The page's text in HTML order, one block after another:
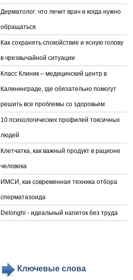
Дерматолог: что лечит врач и когда нужно
обращаться
Как сохранять спокойствие и ясную голову
в чрезвычайной ситуации
Класс Клиник – медицинский центр в
Калининграде, где обязательно помогут
решить все проблемы со здоровьем
10 психологических профилей токсичных
людей
Клетчатка, как важный продукт в рационе
человека
ИМСИ, как современная техника отбора
сперматазоида
Delonghi - идеальный напиток без труда
Ключевые слова